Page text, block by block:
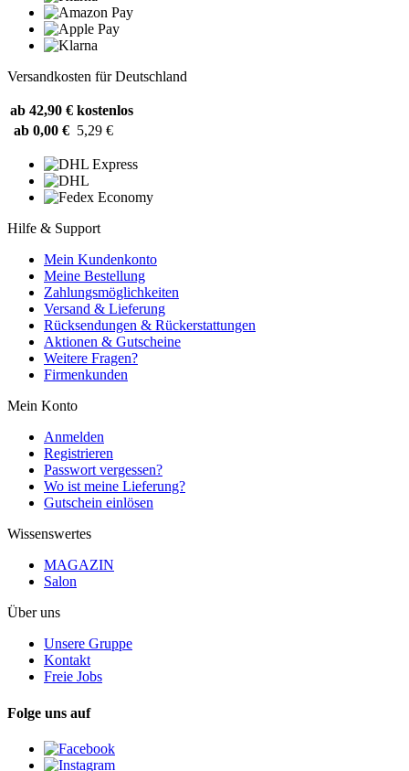
Versandkosten für Deutschland
ab 42,90 € kostenlos
ab 0,00 € 5,29 €
Hilfe & Support
Mein Kundenkonto
Meine Bestellung
Zahlungsmöglichkeiten
Versand & Lieferung
Rücksendungen & Rückerstattungen
Aktionen & Gutscheine
Weitere Fragen?
Firmenkunden
Mein Konto
Anmelden
Registrieren
Passwort vergessen?
Wo ist meine Lieferung?
Gutschein einlösen
Wissenswertes
MAGAZIN
Salon
Über uns
Unsere Gruppe
Kontakt
Freie Jobs
Folge uns auf